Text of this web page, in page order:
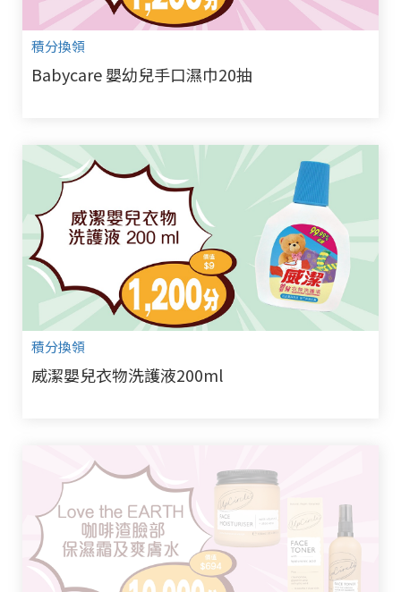
積分換領
Babycare 嬰幼兒手口濕巾20抽
積分換領
威潔嬰兒衣物洗護液200ml